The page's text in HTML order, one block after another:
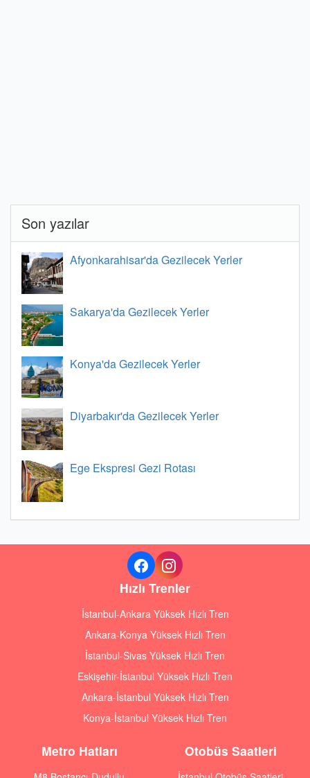
Son yazılar
Afyonkarahisar'da Gezilecek Yerler
Sakarya'da Gezilecek Yerler
Konya'da Gezilecek Yerler
Diyarbakır'da Gezilecek Yerler
Ege Ekspresi Gezi Rotası
Hızlı Trenler
İstanbul-Ankara Yüksek Hızlı Tren
Ankara-Konya Yüksek Hızlı Tren
İstanbul-Sivas Yüksek Hızlı Tren
Eskişehir-İstanbul Yüksek Hızlı Tren
Ankara-İstanbul Yüksek Hızlı Tren
Konya-İstanbul Yüksek Hızlı Tren
Metro Hatları Otobüs Saatleri